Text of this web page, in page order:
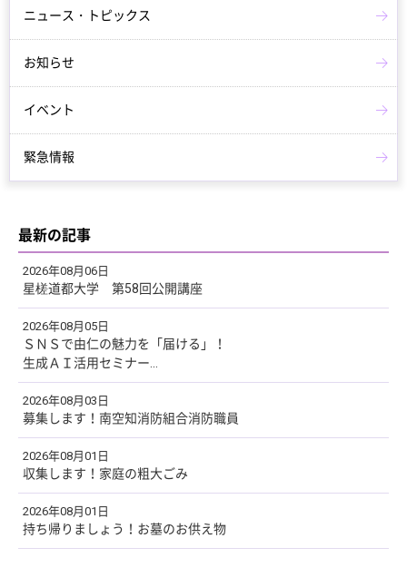
ニュース・トピックス
お知らせ
イベント
緊急情報
最新の記事
2026年08月06日
星槎道都大学 第58回公開講座
2026年08月05日
ＳＮＳで由仁の魅力を「届ける」！
生成ＡＩ活用セミナー...
2026年08月03日
募集します！南空知消防組合消防職員
2026年08月01日
収集します！家庭の粗大ごみ
2026年08月01日
持ち帰りましょう！お墓のお供え物